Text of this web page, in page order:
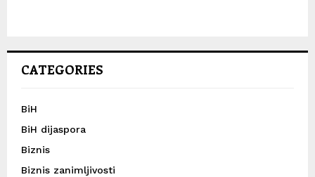
CATEGORIES
BiH
BiH dijaspora
Biznis
Biznis zanimljivosti